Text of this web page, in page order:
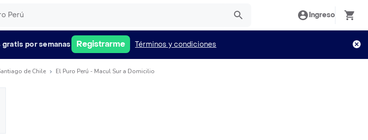
Ingreso
gratis por semanas Registrarme Términos y condiciones
de Chile El Puro Perú - Macul Sur a Domicilio